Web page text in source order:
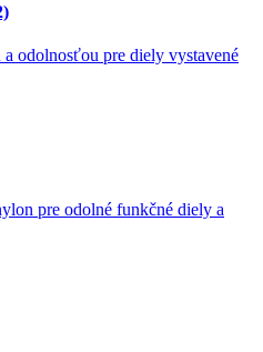
odolnosťou pre diely vystavené
pre odolné funkčné diely a